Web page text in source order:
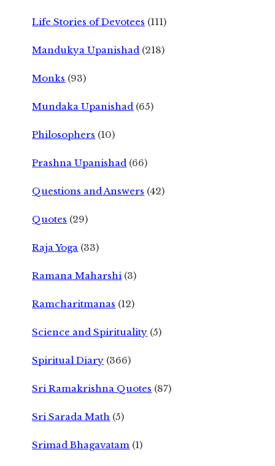
Life Stories of Devotees (111)
Mandukya Upanishad (218)
Monks (93)
Mundaka Upanishad (65)
Philosophers (10)
Prashna Upanishad (66)
Questions and Answers (42)
Quotes (29)
Raja Yoga (33)
Ramana Maharshi (3)
Ramcharitmanas (12)
Science and Spirituality (5)
Spiritual Diary (366)
Sri Ramakrishna Quotes (87)
Sri Sarada Math (5)
Srimad Bhagavatam (1)